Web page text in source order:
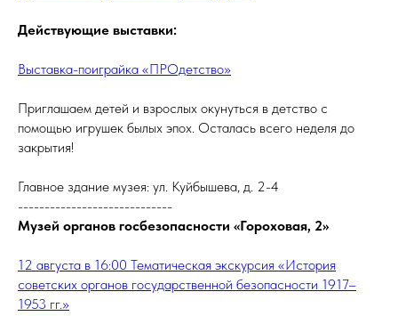
Действующие выставки:
Выставка-поиграйка «ПРОдетство»
Приглашаем детей и взрослых окунуться в детство с
помощью игрушек былых эпох. Осталась всего неделя до
закрытия!
Главное здание музея: ул. Куйбышева, д. 2-4
-----------------------------
Музей органов госбезопасности «Гороховая, 2»
12 августа в 16:00 Тематическая экскурсия «История
советских органов государственной безопасности 1917–
1953 гг.»